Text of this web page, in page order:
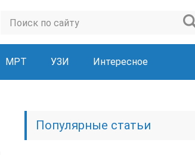
МРТ УЗИ Интересное
Популярные статьи